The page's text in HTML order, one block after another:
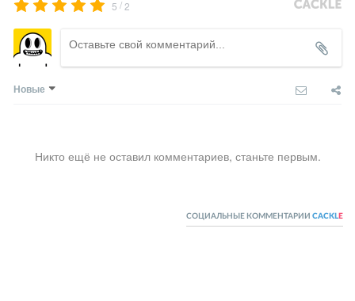
5 /2
Новые
Никто ещё не оставил комментариев, станьте первым.
СОЦИАЛЬНЫЕ КОММЕНТАРИИ CACKL E